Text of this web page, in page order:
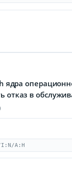
ядра
отказ в
I:N/A:H